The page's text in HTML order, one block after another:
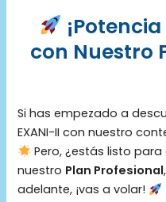
con Nuestro
Si has empezado a
EXANI-II con nuestro
Pero, ¿estás listo
nuestro Plan Profesional
adelante, ¡vas a volar!